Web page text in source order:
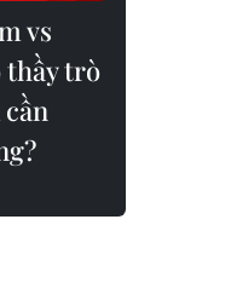
vs
thầy trò